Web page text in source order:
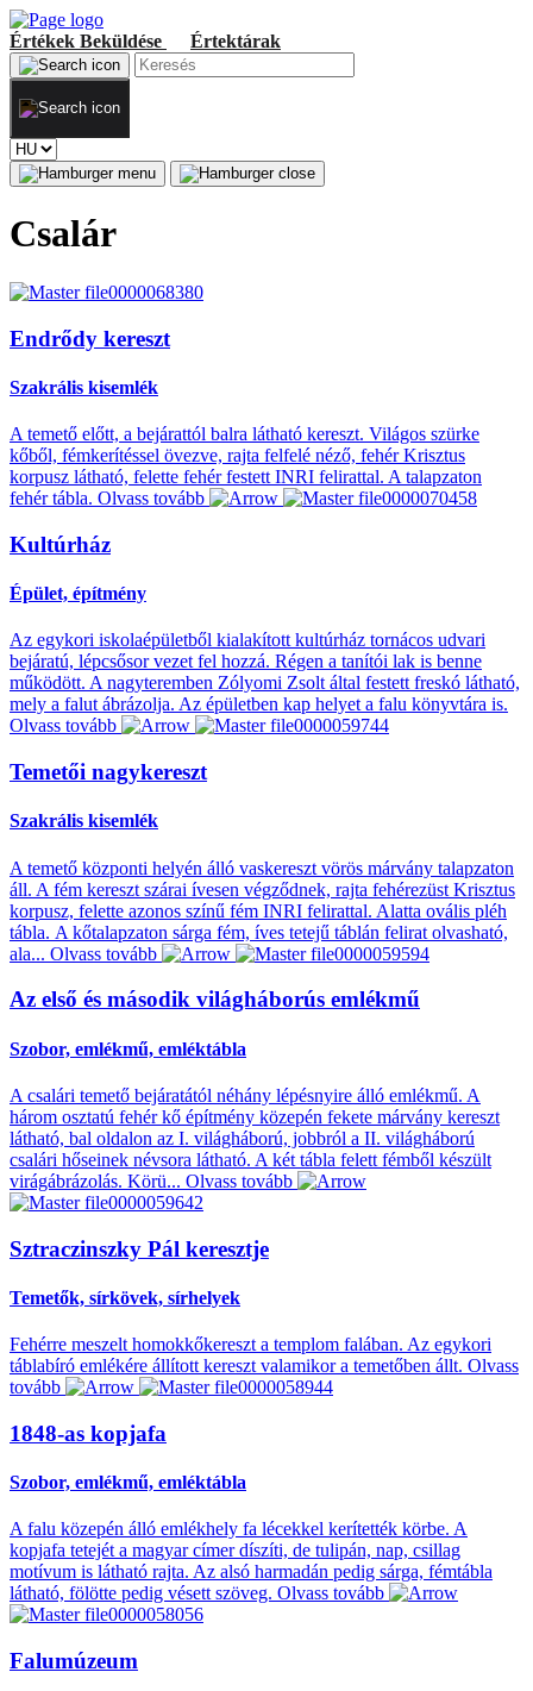
Értékek Beküldése Értektárak
Csalár
Endrődy kereszt
Szakrális kisemlék
A temető előtt, a bejárattól balra látható kereszt. Világos szürke
kőből, fémkerítéssel övezve, rajta felfelé néző, fehér Krisztus
korpusz látható, felette fehér festett INRI felirattal. A talapzaton
fehér tábla. Olvass tovább
Kultúrház
Épület, építmény
Az egykori iskolaépületből kialakított kultúrház tornácos udvari
bejáratú, lépcsősor vezet fel hozzá. Régen a tanítói lak is benne
működött. A nagyteremben Zólyomi Zsolt által festett freskó látható,
mely a falut ábrázolja. Az épületben kap helyet a falu könyvtára is.
Olvass tovább
Temetői nagykereszt
Szakrális kisemlék
A temető központi helyén álló vaskereszt vörös márvány talapzaton
áll. A fém kereszt szárai ívesen végződnek, rajta fehérezüst Krisztus
korpusz, felette azonos színű fém INRI felirattal. Alatta ovális pléh
tábla. A kőtalapzaton sárga fém, íves tetejű táblán felirat olvasható,
ala... Olvass tovább
Az első és második világháborús emlékmű
Szobor, emlékmű, emléktábla
A csalári temető bejáratától néhány lépésnyire álló emlékmű. A
három osztatú fehér kő építmény közepén fekete márvány kereszt
látható, bal oldalon az I. világháború, jobbról a II. világháború
csalári hőseinek névsora látható. A két tábla felett fémből készült
virágábrázolás. Körü... Olvass tovább
Sztraczinszky Pál keresztje
Temetők, sírkövek, sírhelyek
Fehérre meszelt homokkőkereszt a templom falában. Az egykori
táblabíró emlékére állított kereszt valamikor a temetőben állt. Olvass
tovább
1848-as kopjafa
Szobor, emlékmű, emléktábla
A falu közepén álló emlékhely fa lécekkel kerítették körbe. A
kopjafa tetejét a magyar címer díszíti, de tulipán, nap, csillag
motívum is látható rajta. Az alsó harmadán pedig sárga, fémtábla
látható, fölötte pedig vésett szöveg. Olvass tovább
Falumúzeum